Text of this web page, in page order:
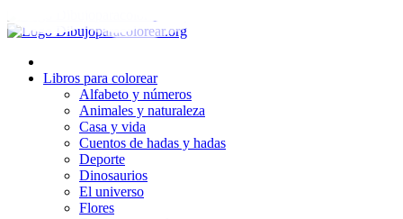
al
Libros para colorear
Alfabeto y números
Animales y naturaleza
Casa y vida
Cuentos de hadas y hadas
Deporte
Dinosaurios
El universo
Flores